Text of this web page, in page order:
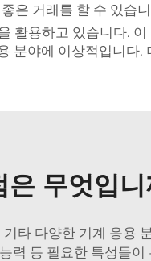
은 거래를 할 수 있습
활용하고 있습니다. 이
분야에 이상적입니다.
무엇입니
타 다양한 기계 응용
력 등 필요한 특성들이